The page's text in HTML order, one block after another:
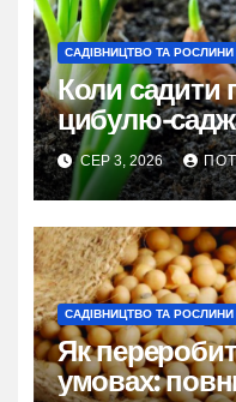
САДІВНИЦТВО ТА РОСЛИНИ
Коли садити
цибулю-
врожаю
СЕР 3, 2026
САДІВНИЦТВО ТА РОСЛИНИ
Як
умовах: